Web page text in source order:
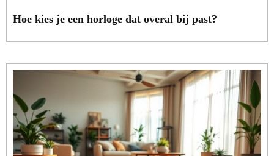
Hoe kies je een horloge dat overal bij past?